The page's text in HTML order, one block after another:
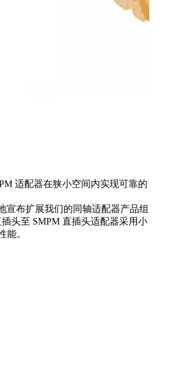
适配器在狭小空间内实现可靠的
宣布扩展我们的同轴适配器产品组
头至 SMPM 直插头适配器采用小
能。